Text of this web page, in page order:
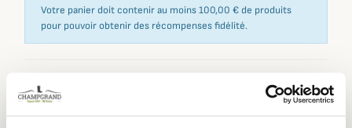
Votre panier doit contenir au moins 100,00 € de produits
pour pouvoir obtenir des récompenses fidélité.
Expédié dans
Paiement en